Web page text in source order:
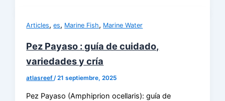
Articles,es, Marine Fish, Marine Water
Pez Payaso : guía de cuidado,
variedades y cría
atlasreef/21 septiembre, 2025
Pez Payaso (Amphiprion ocellaris): guía de